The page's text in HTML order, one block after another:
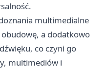
multimedialne
a dodatkowo
co czyni go
multimediów i